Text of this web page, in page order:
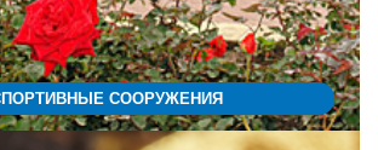
СООРУЖЕНИЯ